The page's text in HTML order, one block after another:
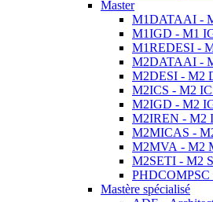
Master
M1DATAAI -
M1IGD - M1
M1REDESI -
M2DATAAI -
M2DESI - M2
M2ICS - M2
M2IGD - M2
M2IREN - M2
M2MICAS -
M2MVA - M2
M2SETI - M2
PHDCOMPSC
Mastère spécialisé